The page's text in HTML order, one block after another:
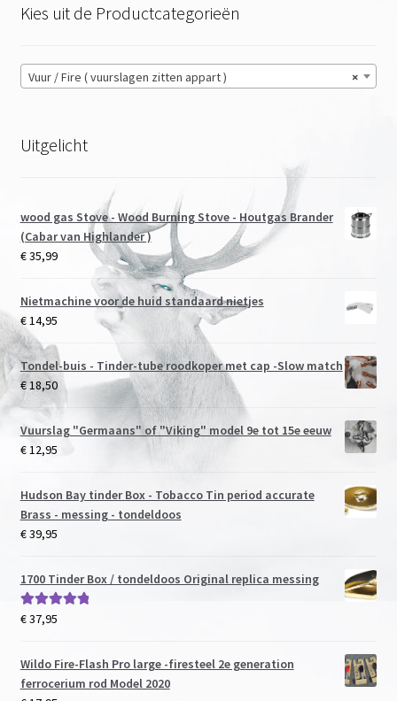
Kies uit de Productcategorieën
×
Vuur / Fire ( vuurslagen zitten appart )
Uitgelicht
wood gas Stove - Wood Burning Stove - Houtgas Brander
(Cabar van Highlander )
€35,99
Nietmachine voor de huid standaard nietjes
€14,95
Tondel-buis - Tinder-tube roodkoper met cap -Slow match
€18,50
Vuurslag "Germaans" of "Viking" model 9e tot 15e eeuw
€12,95
Hudson Bay tinder Box - Tobacco Tin period accurate
Brass - messing - tondeldoos
€39,95
1700 Tinder Box / tondeldoos Original replica messing
Gewaardeerd
€37,95
Wildo Fire-Flash Pro large -firesteel 2e generation
ferrocerium rod Model 2020